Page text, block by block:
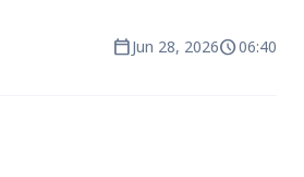
calendar_todayJun 28, 2026schedule06:40